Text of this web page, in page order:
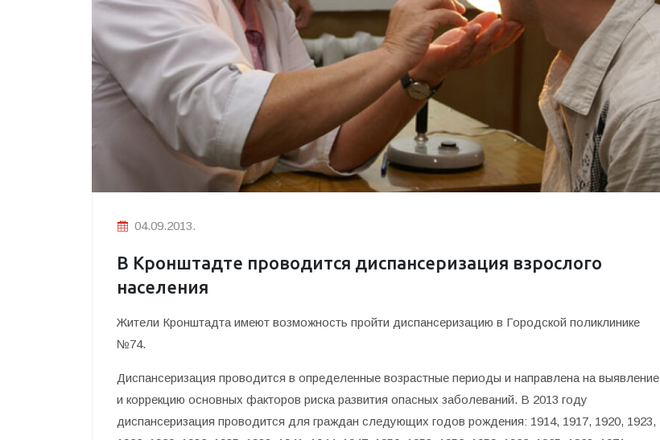
04.09.2013.
В Кронштадте проводится диспансеризация взрослого
населения
Жители Кронштадта имеют возможность пройти диспансеризацию в Городской поликлинике
№74.
Диспансеризация проводится в определенные возрастные периоды и направлена на выявление
и коррекцию основных факторов риска развития опасных заболеваний. В 2013 году
диспансеризация проводится для граждан следующих годов рождения: 1914, 1917, 1920, 1923,